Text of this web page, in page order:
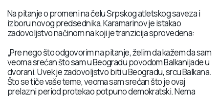
Na pitanje o promeni na čelu Srpskog atletskog saveza i
izboru novog predsednika, Karamarinov je istakao
zadovoljstvo načinom na koji je tranzicija sprovedena:
„Pre nego što odgovorim na pitanje, želim da kažem da sam
veoma srećan što sam u Beogradu povodom Balkanijade u
dvorani. Uvek je zadovoljstvo biti u Beogradu, srcu Balkana.
Što se tiče vaše teme, veoma sam srećan što je ovaj
prelazni period protekao potpuno demokratski. Nema